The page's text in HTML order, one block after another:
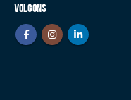
VOLG ONS